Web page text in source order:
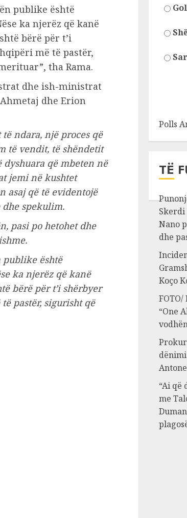
publike është
ka njerëz që kanë
bërë për t’i
më të pastër,
tha Rama.
dhe ish-ministrat
dhe Erion
ndara, një proces që
të vendit, të shëndetit
që mbeten në
jemi në kushtet
asaj që të evidentojë
spekulim.
pasi po hetohet dhe
publike është
ka njerëz që kanë
bërë për t’i shërbyer
pastër, sigurisht që
Polls
TË
Skerdi
Nano
dhe
Koço
“One
“Ai që
me